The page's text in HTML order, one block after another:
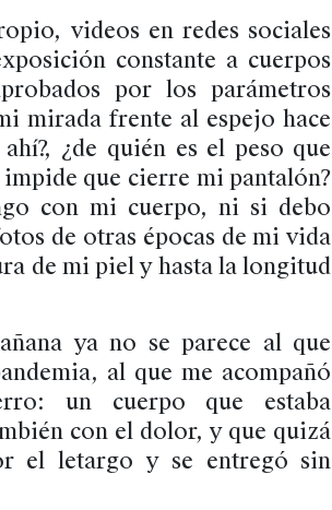
videos en redes sociales
constante a cuerpos
por los parámetros
mirada frente al espejo hace
¿de quién es el peso que
impide que cierre mi pantalón?
con mi cuerpo, ni si debo
de otras épocas de mi vida
de mi piel y hasta la longitud
ya no se parece al que
al que me acompañó
un cuerpo que estaba
con el dolor, y que quizá
el letargo y se entregó sin